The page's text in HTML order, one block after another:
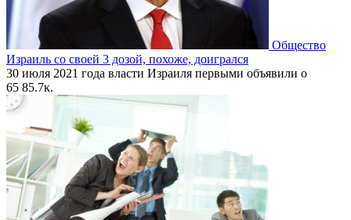
Общество
Израиль со своей 3 дозой, похоже, доигрался
30 июля 2021 года власти Израиля первыми объявили о
65 85.7к.